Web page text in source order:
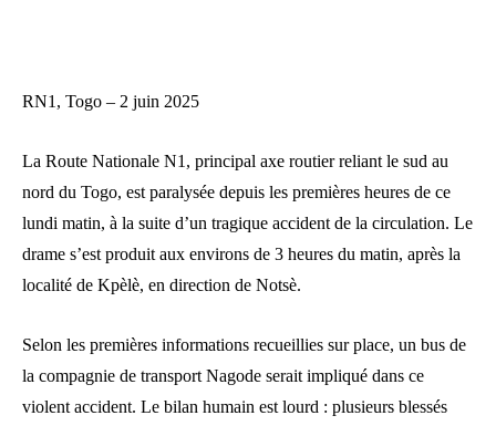
RN1, Togo – 2 juin 2025
La Route Nationale N1, principal axe routier reliant le sud au
nord du Togo, est paralysée depuis les premières heures de ce
lundi matin, à la suite d’un tragique accident de la circulation. Le
drame s’est produit aux environs de 3 heures du matin, après la
localité de Kpèlè, en direction de Notsè.
Selon les premières informations recueillies sur place, un bus de
la compagnie de transport Nagode serait impliqué dans ce
violent accident. Le bilan humain est lourd : plusieurs blessés